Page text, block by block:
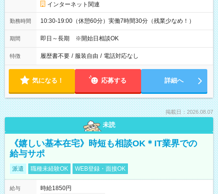
インターネット関連
勤務時間 10:30-19:00（休憩60分）実働7時間30分（残業少なめ！）
期間 即日～長期 ※開始日相談OK
特徴 履歴書不要 / 服装自由 / 電話対応なし
気になる！ 応募する 詳細へ
掲載日：2026.08.07
未読
《嬉しい基本在宅》時短も相談OK＊IT業界での
給与サポ
派遣 職種未経験OK WEB登録・面接OK
給与
時給1850円